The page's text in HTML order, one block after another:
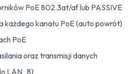
PoE 802.3at/af lub PASSIVE
każdego kanału PoE (auto powrót)
PoE
oraz transmisji danych
LAN_8)